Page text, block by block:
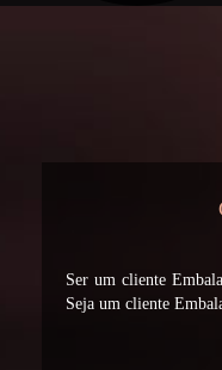
Ser um cliente
Seja um cliente